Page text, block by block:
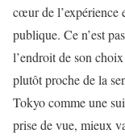
cœur de l’expérience
publique. Ce n’est
l’endroit de son
plutôt proche de la
Tokyo comme une
prise de vue, mieux